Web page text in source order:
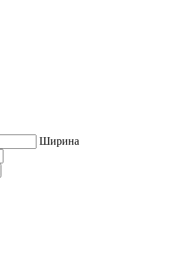
Ширина